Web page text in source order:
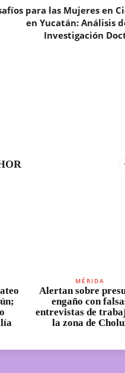
para las Mujeres en
en Yucatán: Análisis
Investigación
MÉRIDA
Alertan sobre
engaño con
entrevistas de
la zona de